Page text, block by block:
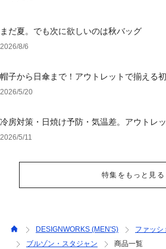
まだ夏。でも次に欲しいのは秋バッグ
2026/8/6
帽子から日傘まで！アウトレットで揃える
2026/5/20
冷房対策・日焼け予防・気温差。アウトレ
選び
2026/5/11
特集をもっと見る
DESIGNWORKS (MEN'S) ファッシ
ブルゾン・スタジャン
商品一覧